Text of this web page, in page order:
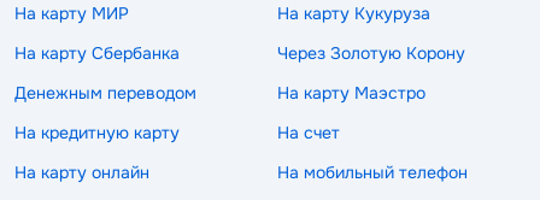
На карту МИР
На карту Кукуруза
На карту Сбербанка
Через Золотую Корону
Денежным переводом
На карту Маэстро
На кредитную карту
На счет
На карту онлайн
На мобильный телефон